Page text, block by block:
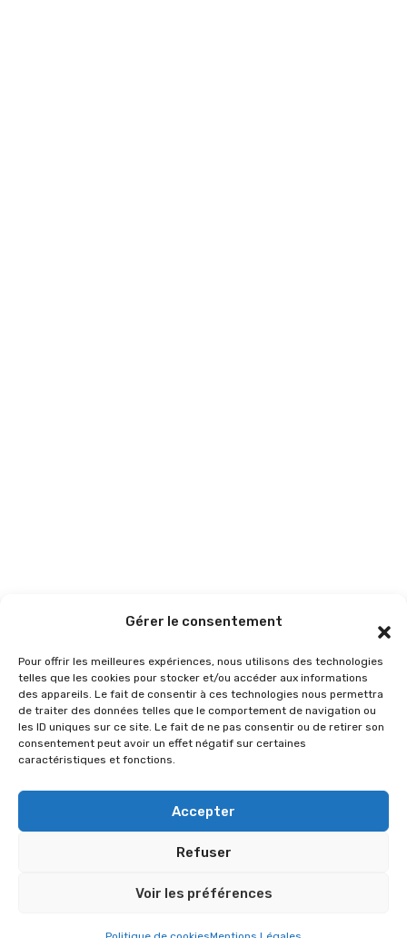
Gérer le consentement
Pour offrir les meilleures expériences, nous utilisons des technologies
telles que les cookies pour stocker et/ou accéder aux informations
des appareils. Le fait de consentir à ces technologies nous permettra
de traiter des données telles que le comportement de navigation ou
les ID uniques sur ce site. Le fait de ne pas consentir ou de retirer son
consentement peut avoir un effet négatif sur certaines
caractéristiques et fonctions.
Accepter
Refuser
Voir les préférences